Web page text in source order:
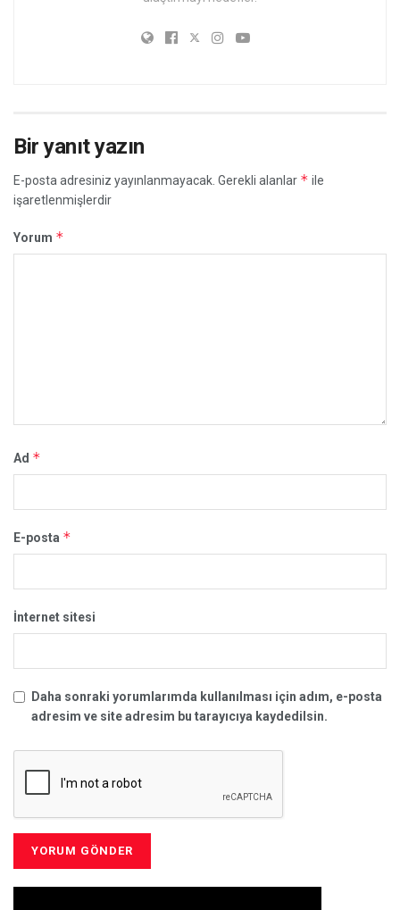
Bir yanıt yazın
E-posta adresiniz yayınlanmayacak. Gerekli alanlar * ile
işaretlenmişlerdir
Yorum *
Ad *
E-posta *
İnternet sitesi
Daha sonraki yorumlarımda kullanılması için adım, e-posta
adresim ve site adresim bu tarayıcıya kaydedilsin.